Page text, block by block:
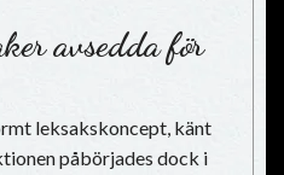
avsedda för
leksakskoncept, känt
påbörjades dock i